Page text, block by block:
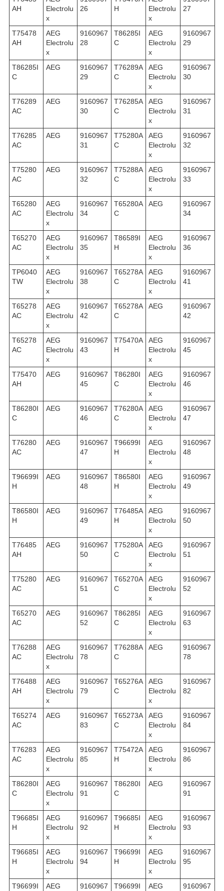
AH
Electrolu
x
26
H
Electrolu
x
27
T75478
AH
AEG
Electrolu
x
9160967
28
T86285I
C
AEG
Electrolu
x
9160967
29
T86285I
C
AEG
9160967
29
T76289A
C
AEG
Electrolu
x
9160967
30
T76289
AC
AEG
9160967
30
T76285A
C
AEG
Electrolu
x
9160967
31
T76285
AC
AEG
9160967
31
T75280A
C
AEG
Electrolu
x
9160967
32
T75280
AC
AEG
9160967
32
T75288A
C
AEG
Electrolu
x
9160967
33
T65280
AC
AEG
Electrolu
x
9160967
34
T65280A
C
AEG
9160967
34
T65270
AC
AEG
Electrolu
x
9160967
35
T86589I
H
AEG
Electrolu
x
9160967
36
TP6040
TW
AEG
Electrolu
x
9160967
38
T65278A
C
AEG
Electrolu
x
9160967
41
T65278
AC
AEG
Electrolu
x
9160967
42
T65278A
C
AEG
9160967
42
T65278
AC
AEG
Electrolu
x
9160967
43
T75470A
H
AEG
Electrolu
x
9160967
45
T75470
AH
AEG
9160967
45
T86280I
C
AEG
Electrolu
x
9160967
46
T86280I
C
AEG
9160967
46
T76280A
C
AEG
Electrolu
x
9160967
47
T76280
AC
AEG
9160967
47
T96699I
H
AEG
Electrolu
x
9160967
48
T96699I
H
AEG
9160967
48
T86580I
H
AEG
Electrolu
x
9160967
49
T86580I
H
AEG
9160967
49
T76485A
H
AEG
Electrolu
x
9160967
50
T76485
AH
AEG
9160967
50
T75280A
C
AEG
Electrolu
x
9160967
51
T75280
AC
AEG
9160967
51
T65270A
C
AEG
Electrolu
x
9160967
52
T65270
AC
AEG
9160967
52
T86285I
C
AEG
Electrolu
x
9160967
63
T76288
AC
AEG
Electrolu
x
9160967
78
T76288A
C
AEG
9160967
78
T76488
AH
AEG
Electrolu
x
9160967
79
T65276A
C
AEG
Electrolu
x
9160967
82
T65274
AC
AEG
9160967
83
T65273A
C
AEG
Electrolu
x
9160967
84
T76283
AC
AEG
Electrolu
x
9160967
85
T75472A
H
AEG
Electrolu
x
9160967
86
T86280I
C
AEG
Electrolu
x
9160967
91
T86280I
C
AEG
9160967
91
T96685I
H
AEG
Electrolu
x
9160967
92
T96685I
H
AEG
Electrolu
x
9160967
93
T96685I
H
AEG
Electrolu
x
9160967
94
T96699I
H
AEG
Electrolu
x
9160967
95
T96699I
AEG
9160967
T96699I
AEG
9160967